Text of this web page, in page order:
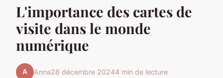
L'importance des cartes de
visite dans le monde
numérique
A Anna28 décembre 20244 min de lecture